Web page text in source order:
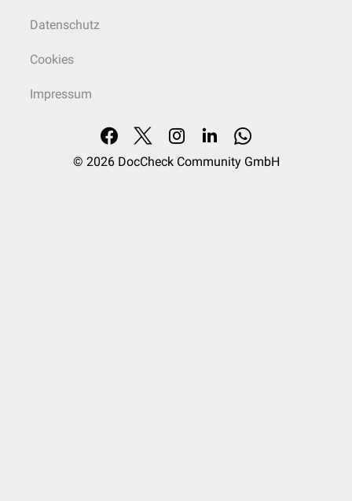
Datenschutz
Cookies
Impressum
© 2026 DocCheck Community GmbH